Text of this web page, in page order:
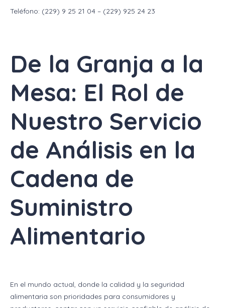
Teléfono: (229) 9 25 21 04 – (229) 925 24 23
De la Granja a la
Mesa: El Rol de
Nuestro Servicio
de Análisis en la
Cadena de
Suministro
Alimentario
En el mundo actual, donde la calidad y la seguridad
alimentaria son prioridades para consumidores y